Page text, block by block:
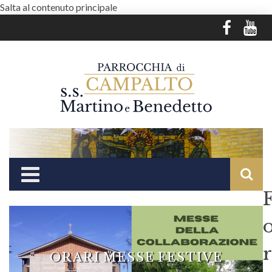
Salta al contenuto principale
r
ORARI MESSE FESTIVE